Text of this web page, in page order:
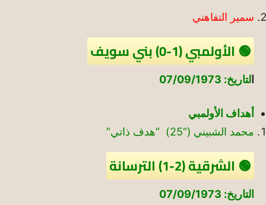
سمير التفاهني
🟢 الأولمبي (1-0) بني سويف
لتاريخ: 07/09/1973
أهداف الأولمبي
محمد الشبيني (“25) “هدف ذاتي”
🟢 الشرقية (2-1) الترسانة
التاريخ: 07/09/1973